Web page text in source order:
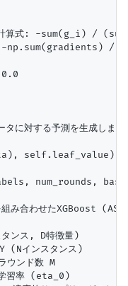
算式: -sum(g_i) /
/
に対する予測を生成します
self.leaf_value)
num_rounds,
組み合わせたXGBoost
ンス, D特徴量)
(Nインスタンス)
ウンド数 M
習率 (eta_0)